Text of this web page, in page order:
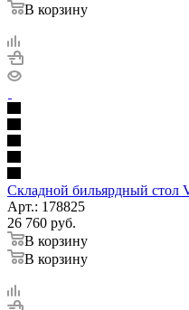
В корзину
Складной бильярдный стол
Арт.: 178825
26 760 руб.
В корзину
В корзину